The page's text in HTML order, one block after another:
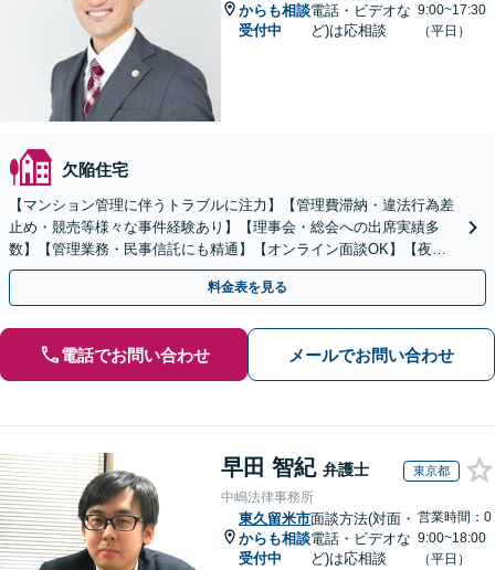
からも相談
受付中
電話・ビデオな
ど)は応相談
9:00~17:30
（平日）
欠陥住宅
【マンション管理に伴うトラブルに注力】【管理費滞納・違法行為差
止め・競売等様々な事件経験あり】【理事会・総会への出席実績多
数】【管理業務・民事信託にも精通】【オンライン面談OK】【夜
間・休日相談可】
料金表を見る
電話でお問い合わせ メールでお問い合わせ
早田 智紀 弁護士 東京都
中嶋法律事務所
東久留米市
からも相談
受付中
面談方法(対面・
電話・ビデオな
ど)は応相談
営業時間：0
9:00~18:00
（平日）